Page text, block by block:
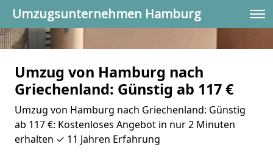
Umzugsunternehmen Hamburg
Umzug von Hamburg nach
Griechenland: Günstig ab 117 €
Umzug von Hamburg nach Griechenland: Günstig
ab 117 €: Kostenloses Angebot in nur 2 Minuten
erhalten ✓ 11 Jahren Erfahrung